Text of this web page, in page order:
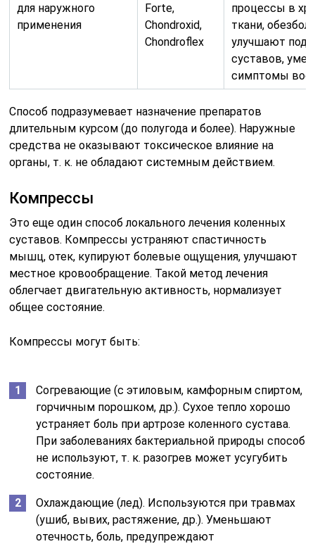
для наружного
применения
Forte,
Chondroxid,
Chondroflex
процессы в
ткани,
улучшают
суставов,
симптомы
Способ подразумевает назначение препаратов
длительным курсом (до полугода и более). Наружные
средства не оказывают токсическое влияние на
органы, т. к. не обладают системным действием.
Компрессы
Это еще один способ локального лечения коленных
суставов. Компрессы устраняют спастичность
мышц, отек, купируют болевые ощущения, улучшают
местное кровообращение. Такой метод лечения
облегчает двигательную активность, нормализует
общее состояние.
Компрессы могут быть:
Согревающие (с этиловым, камфорным спиртом,
горчичным порошком, др.). Сухое тепло хорошо
устраняет боль при артрозе коленного сустава.
При заболеваниях бактериальной природы способ
не используют, т. к. разогрев может усугубить
состояние.
Охлаждающие (лед). Используются при травмах
(ушиб, вывих, растяжение, др.). Уменьшают
отечность, боль, предупреждают